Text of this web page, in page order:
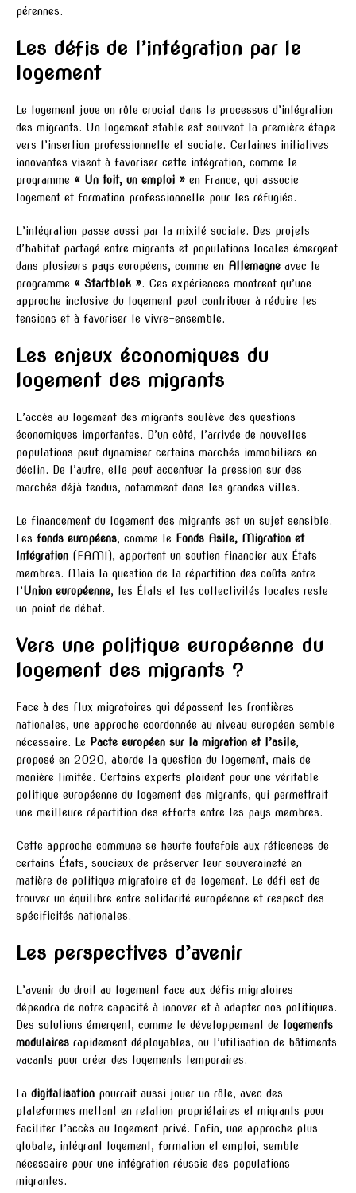
pérennes.
Les défis de l’intégration par le
logement
Le logement joue un rôle crucial dans le processus d’intégration
des migrants. Un logement stable est souvent la première étape
vers l’insertion professionnelle et sociale. Certaines initiatives
innovantes visent à favoriser cette intégration, comme le
programme « Un toit, un emploi » en France, qui associe
logement et formation professionnelle pour les réfugiés.
L’intégration passe aussi par la mixité sociale. Des projets
d’habitat partagé entre migrants et populations locales émergent
dans plusieurs pays européens, comme en Allemagne avec le
programme « Startblok ». Ces expériences montrent qu’une
approche inclusive du logement peut contribuer à réduire les
tensions et à favoriser le vivre-ensemble.
Les enjeux économiques du
logement des migrants
L’accès au logement des migrants soulève des questions
économiques importantes. D’un côté, l’arrivée de nouvelles
populations peut dynamiser certains marchés immobiliers en
déclin. De l’autre, elle peut accentuer la pression sur des
marchés déjà tendus, notamment dans les grandes villes.
Le financement du logement des migrants est un sujet sensible.
Les fonds européens, comme le Fonds Asile, Migration et
Intégration (FAMI), apportent un soutien financier aux États
membres. Mais la question de la répartition des coûts entre
l’Union européenne, les États et les collectivités locales reste
un point de débat.
Vers une politique européenne du
logement des migrants ?
Face à des flux migratoires qui dépassent les frontières
nationales, une approche coordonnée au niveau européen semble
nécessaire. Le Pacte européen sur la migration et l’asile,
proposé en 2020, aborde la question du logement, mais de
manière limitée. Certains experts plaident pour une véritable
politique européenne du logement des migrants, qui permettrait
une meilleure répartition des efforts entre les pays membres.
Cette approche commune se heurte toutefois aux réticences de
certains États, soucieux de préserver leur souveraineté en
matière de politique migratoire et de logement. Le défi est de
trouver un équilibre entre solidarité européenne et respect des
spécificités nationales.
Les perspectives d’avenir
L’avenir du droit au logement face aux défis migratoires
dépendra de notre capacité à innover et à adapter nos politiques.
Des solutions émergent, comme le développement de
logements
modulaires rapidement déployables, ou l’utilisation de bâtiments
vacants pour créer des logements temporaires.
La digitalisation pourrait aussi jouer un rôle, avec des
plateformes mettant en relation propriétaires et migrants pour
faciliter l’accès au logement privé. Enfin, une approche plus
globale, intégrant logement, formation et emploi, semble
nécessaire pour une intégration réussie des populations
migrantes.